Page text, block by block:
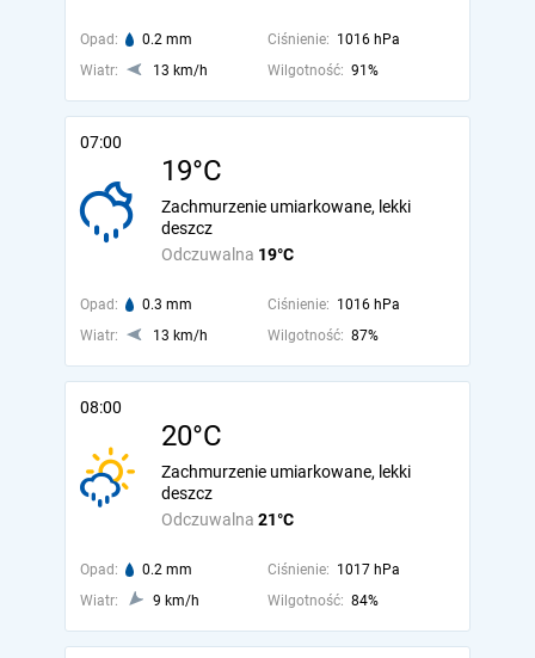
Opad: 0.2 mm Ciśnienie: 1016 hPa
Wiatr:
13 km/h Wilgotność: 91%
07:00
19°C
Odczuwalna 19°C
Zachmurzenie umiarkowane, lekki
deszcz
Opad: 0.3 mm Ciśnienie: 1016 hPa
Wiatr:
13 km/h Wilgotność: 87%
08:00
20°C
Odczuwalna 21°C
Zachmurzenie umiarkowane, lekki
deszcz
Opad: 0.2 mm Ciśnienie: 1017 hPa
Wiatr:
9 km/h Wilgotność: 84%